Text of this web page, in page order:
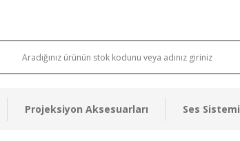
Projeksiyon Aksesuarları Ses Sistemi